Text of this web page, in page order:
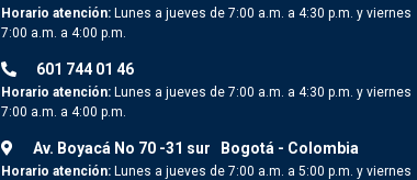
Horario atención: Lunes a jueves de 7:00 a.m. a 4:30 p.m. y viernes
7:00 a.m. a 4:00 p.m.
601 744 01 46
Horario atención: Lunes a jueves de 7:00 a.m. a 4:30 p.m. y viernes
7:00 a.m. a 4:00 p.m.
Av. Boyacá No 70 -31 sur Bogotá - Colombia
Horario atención: Lunes a jueves de 7:00 a.m. a 5:00 p.m. y viernes